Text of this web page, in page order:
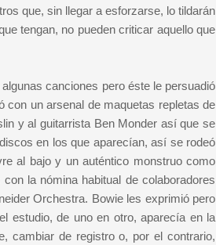
que, sin llegar a esforzarse, lo tildarán
tengan, no pueden criticar aquello que
canciones pero éste le persuadió
un arsenal de maquetas repletas de
y al guitarrista Ben Monder así que se
en los que aparecían, así se rodeó
al bajo y un auténtico monstruo como
la nómina habitual de colaboradores
Orchestra. Bowie les exprimió pero
estudio, de uno en otro, aparecía en la
cambiar de registro o, por el contrario,